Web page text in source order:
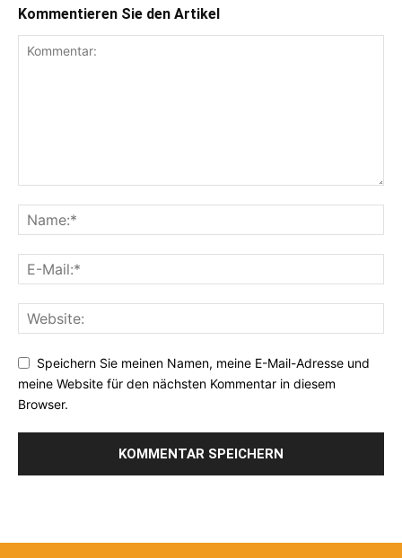
Kommentieren Sie den Artikel
Speichern Sie meinen Namen, meine E-Mail-Adresse und
meine Website für den nächsten Kommentar in diesem
Browser.